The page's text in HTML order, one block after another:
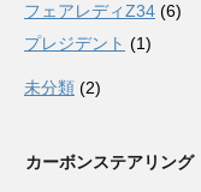
フェアレディZ34 (6)
プレジデント (1)
未分類 (2)
カーボンステアリン